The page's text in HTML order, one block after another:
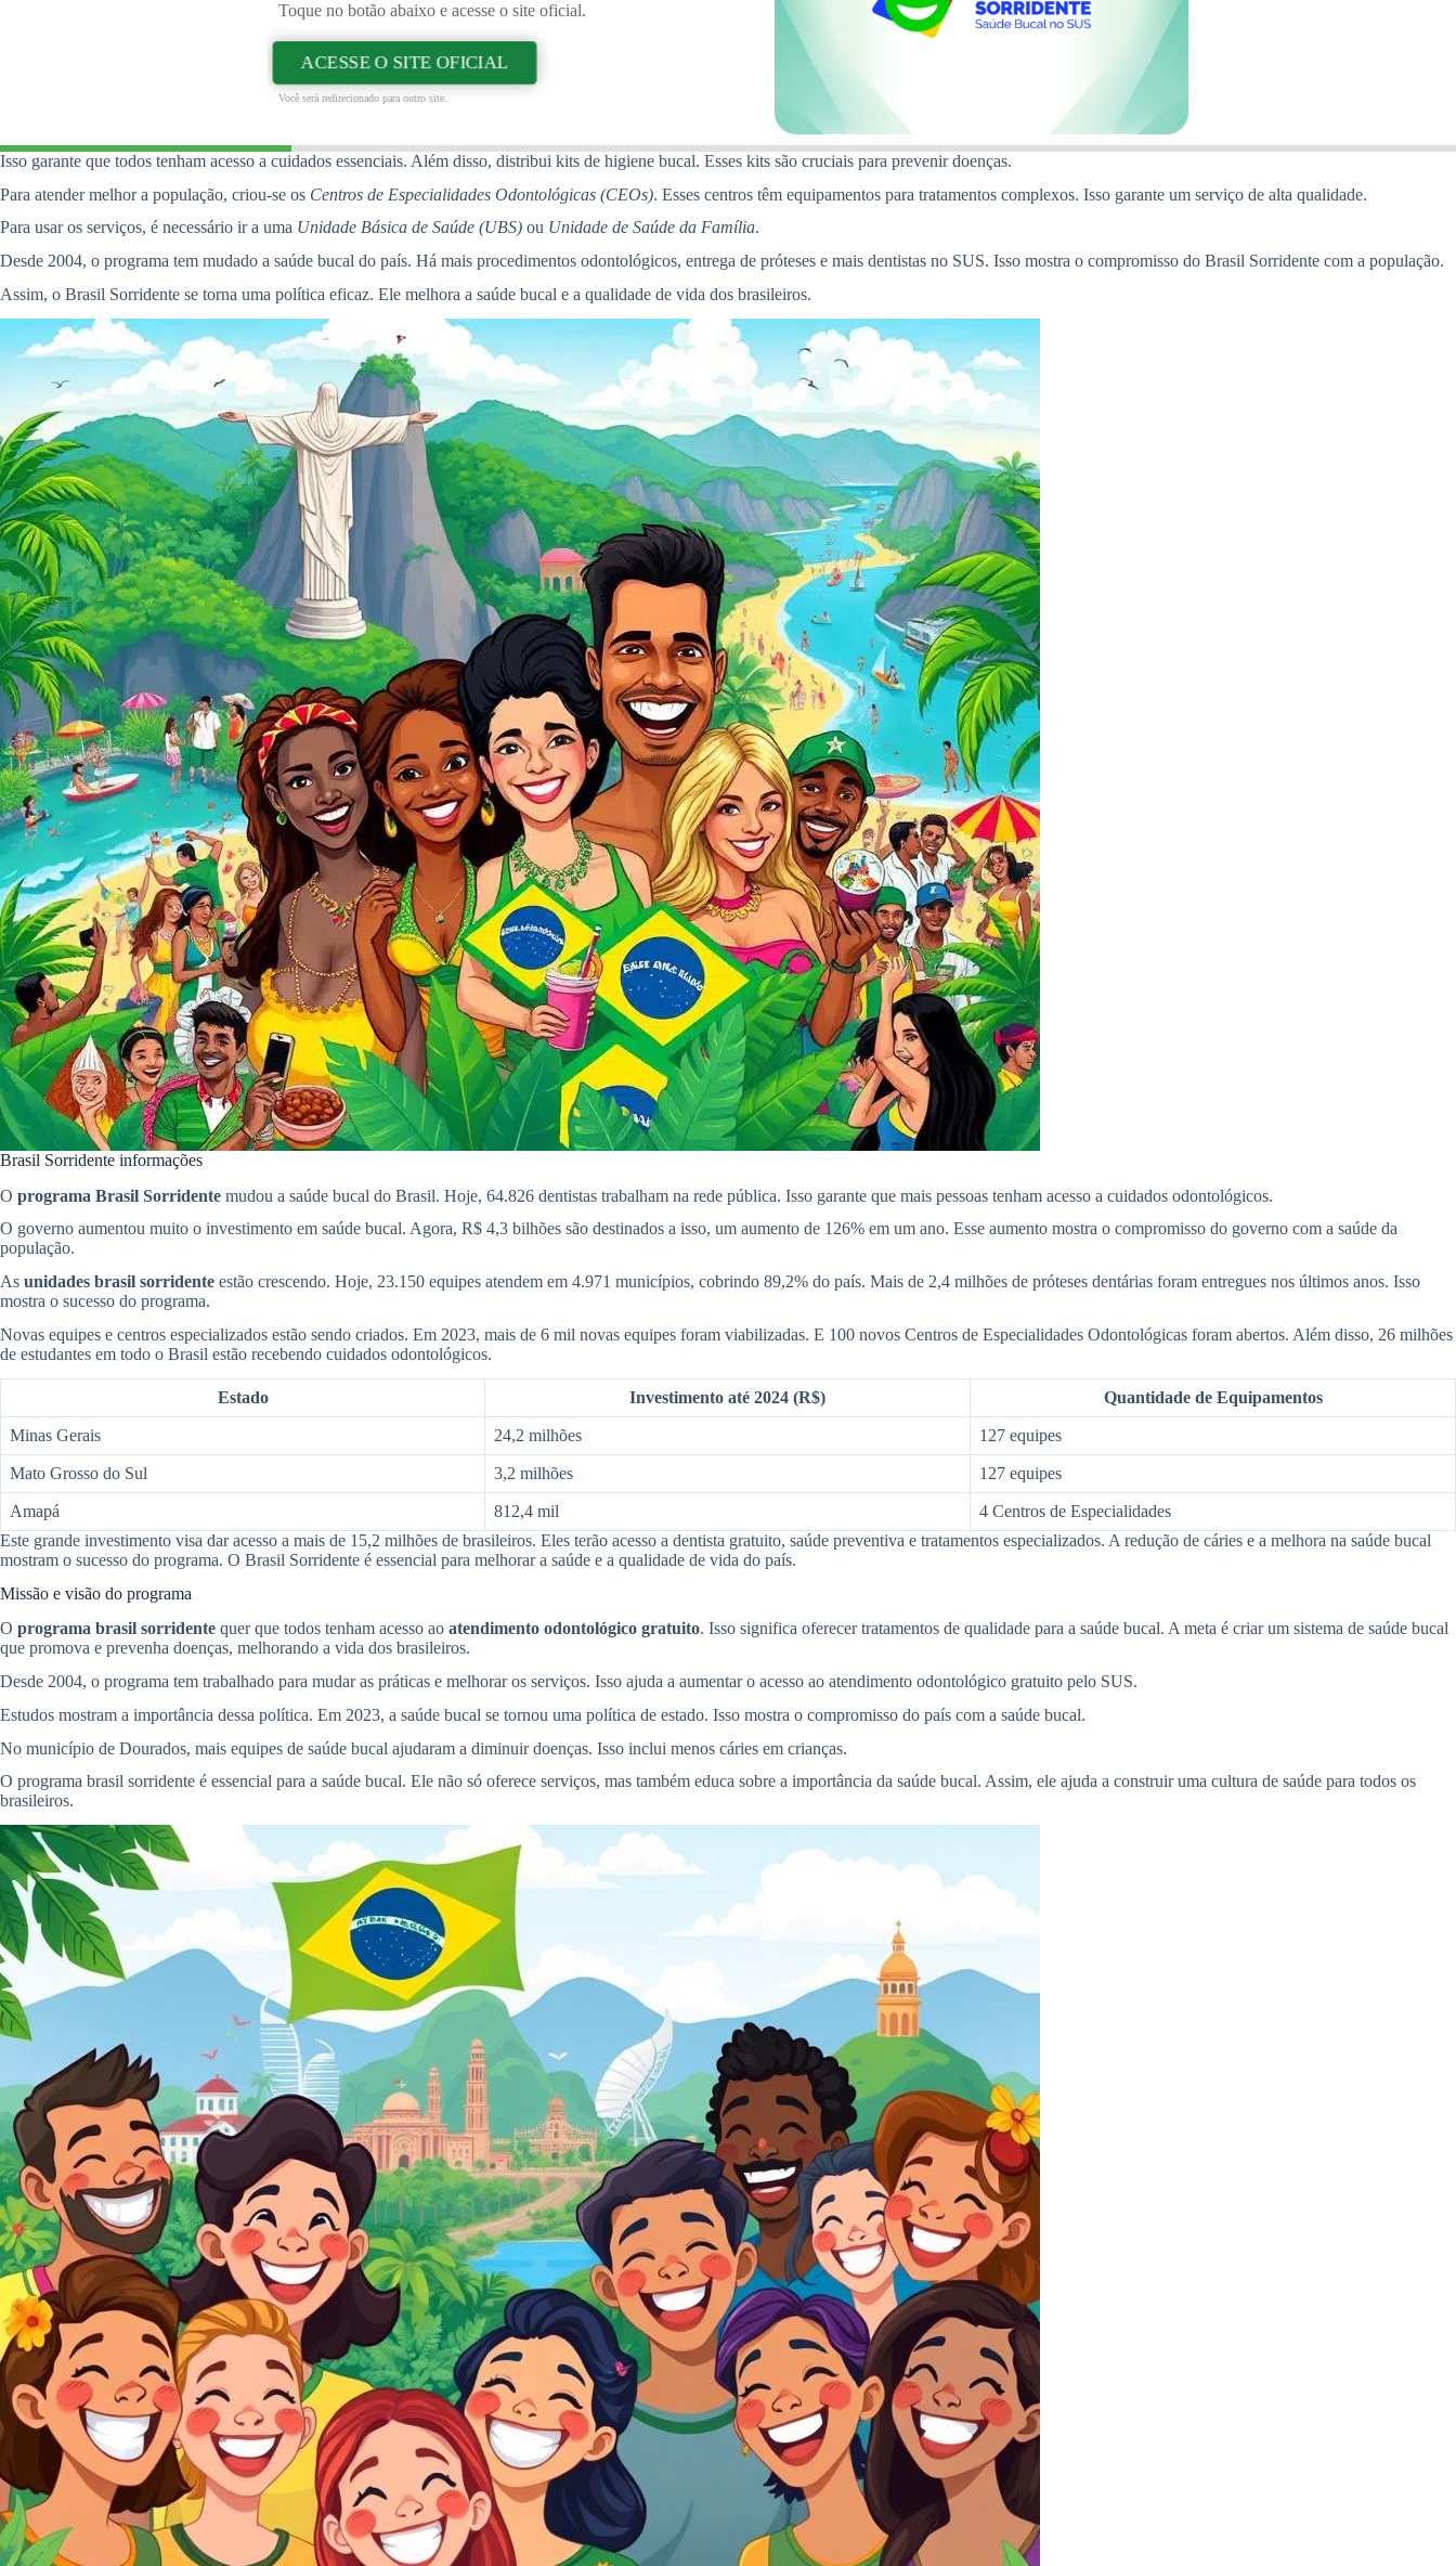
Toque no botão abaixo e acesse o site oficial.
ACESSE O SITE OFICIAL
Você será redirecionado para outro site.
Isso garante que todos tenham acesso a cuidados essenciais. Além disso, distribui kits de higiene bucal. Esses kits são cruciais para prevenir doenças.
Para atender melhor a população, criou-se os Centros de Especialidades Odontológicas (CEOs). Esses centros têm equipamentos para tratamentos complexos. Isso garante um serviço de alta qualidade.
Para usar os serviços, é necessário ir a uma Unidade Básica de Saúde (UBS) ou Unidade de Saúde da Família.
Desde 2004, o programa tem mudado a saúde bucal do país. Há mais procedimentos odontológicos, entrega de próteses e mais dentistas no SUS. Isso mostra o compromisso do Brasil Sorridente com a população.
Assim, o Brasil Sorridente se torna uma política eficaz. Ele melhora a saúde bucal e a qualidade de vida dos brasileiros.
Brasil Sorridente informações
O programa Brasil Sorridente mudou a saúde bucal do Brasil. Hoje, 64.826 dentistas trabalham na rede pública. Isso garante que mais pessoas tenham acesso a cuidados odontológicos.
O governo aumentou muito o investimento em saúde bucal. Agora, R$ 4,3 bilhões são destinados a isso, um aumento de 126% em um ano. Esse aumento mostra o compromisso do governo com a saúde da
população.
As unidades brasil sorridente estão crescendo. Hoje, 23.150 equipes atendem em 4.971 municípios, cobrindo 89,2% do país. Mais de 2,4 milhões de próteses dentárias foram entregues nos últimos anos. Isso
mostra o sucesso do programa.
Novas equipes e centros especializados estão sendo criados. Em 2023, mais de 6 mil novas equipes foram viabilizadas. E 100 novos Centros de Especialidades Odontológicas foram abertos. Além disso, 26 milhões
de estudantes em todo o Brasil estão recebendo cuidados odontológicos.
Estado Investimento até 2024 (R$) Quantidade de Equipamentos
Minas Gerais 24,2 milhões 127 equipes
Mato Grosso do Sul 3,2 milhões 127 equipes
Amapá 812,4 mil
4 Centros de Especialidades
Este grande investimento visa dar acesso a mais de 15,2 milhões de brasileiros. Eles terão acesso a dentista gratuito, saúde preventiva e tratamentos especializados. A redução de cáries e a melhora na saúde bucal
mostram o sucesso do programa. O Brasil Sorridente é essencial para melhorar a saúde e a qualidade de vida do país.
Missão e visão do programa
O programa brasil sorridente quer que todos tenham acesso ao atendimento odontológico gratuito. Isso significa oferecer tratamentos de qualidade para a saúde bucal. A meta é criar um sistema de saúde bucal
que promova e prevenha doenças, melhorando a vida dos brasileiros.
Desde 2004, o programa tem trabalhado para mudar as práticas e melhorar os serviços. Isso ajuda a aumentar o acesso ao atendimento odontológico gratuito pelo SUS.
Estudos mostram a importância dessa política. Em 2023, a saúde bucal se tornou uma política de estado. Isso mostra o compromisso do país com a saúde bucal.
No município de Dourados, mais equipes de saúde bucal ajudaram a diminuir doenças. Isso inclui menos cáries em crianças.
O programa brasil sorridente é essencial para a saúde bucal. Ele não só oferece serviços, mas também educa sobre a importância da saúde bucal. Assim, ele ajuda a construir uma cultura de saúde para todos os
brasileiros.